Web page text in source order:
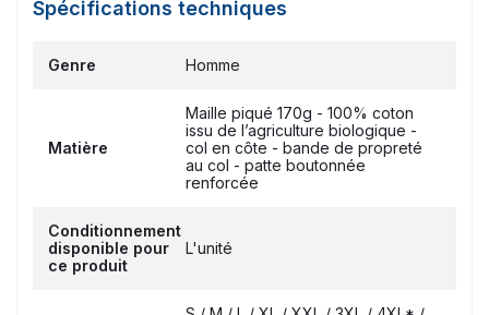
Spécifications techniques
Genre Homme
Matière
Maille piqué 170g - 100% coton
issu de l’agriculture biologique -
col en côte - bande de propreté
au col - patte boutonnée
renforcée
Conditionnement
disponible pour
ce produit
L'unité